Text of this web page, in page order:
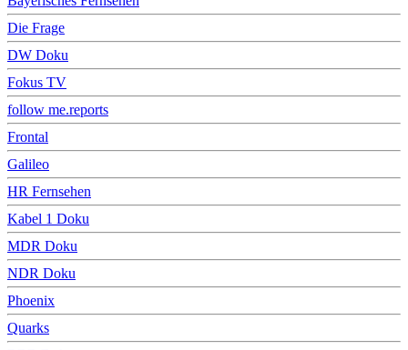
Die Frage
DW Doku
Fokus TV
follow me.reports
Frontal
Galileo
HR Fernsehen
Kabel 1 Doku
MDR Doku
NDR Doku
Phoenix
Quarks